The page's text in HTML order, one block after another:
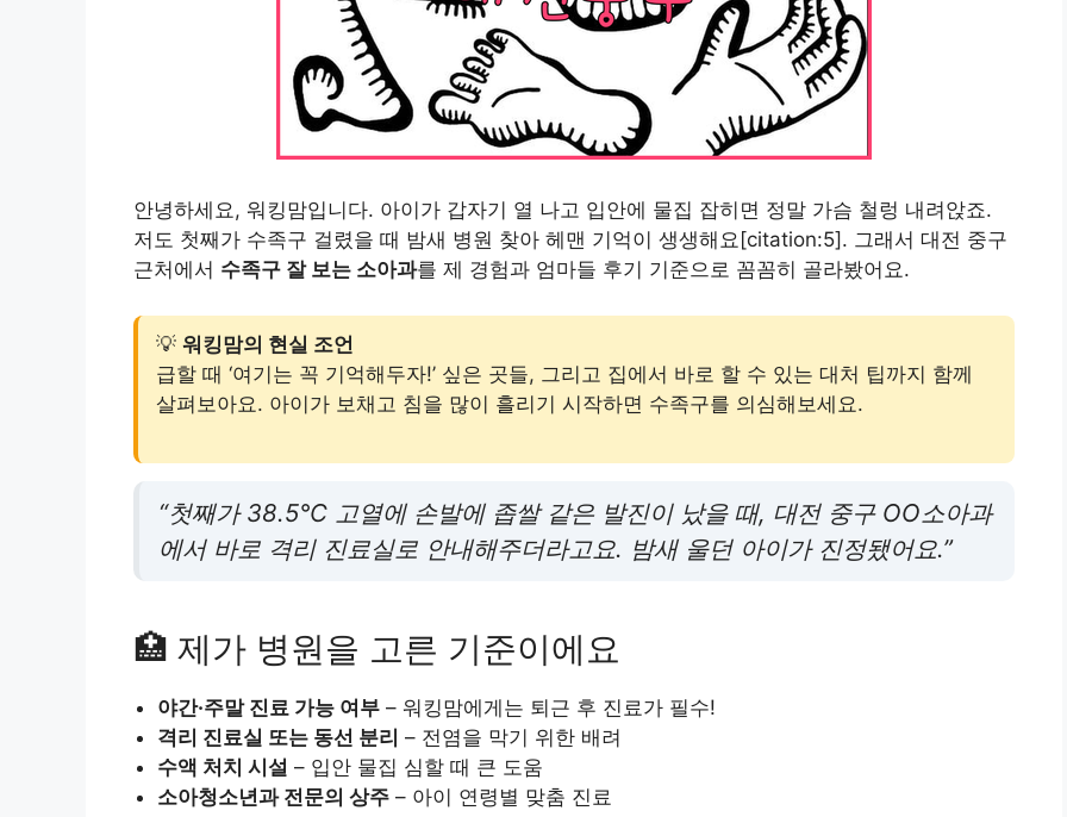
안녕하세요, 워킹맘입니다. 아이가 갑자기 열 나고 입안에 물집 잡히면 정말 가슴 철렁 내려앉죠.
저도 첫째가 수족구 걸렸을 때 밤새 병원 찾아 헤맨 기억이 생생해요[citation:5]. 그래서 대전 중구
근처에서 수족구 잘 보는 소아과를 제 경험과 엄마들 후기 기준으로 꼼꼼히 골라봤어요.
💡 워킹맘의 현실 조언
급할 때 ‘여기는 꼭 기억해두자!’ 싶은 곳들, 그리고 집에서 바로 할 수 있는 대처 팁까지 함께
살펴보아요. 아이가 보채고 침을 많이 흘리기 시작하면 수족구를 의심해보세요.
“첫째가 38.5℃ 고열에 손발에 좁쌀 같은 발진이 났을 때, 대전 중구 OO소아과
에서 바로 격리 진료실로 안내해주더라고요. 밤새 울던 아이가 진정됐어요.”
🏥 제가 병원을 고른 기준이에요
야간·주말 진료 가능 여부 – 워킹맘에게는 퇴근 후 진료가 필수!
격리 진료실 또는 동선 분리 – 전염을 막기 위한 배려
수액 처치 시설 – 입안 물집 심할 때 큰 도움
소아청소년과 전문의 상주 – 아이 연령별 맞춤 진료